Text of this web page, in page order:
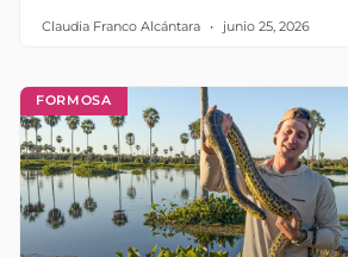
Claudia Franco Alcántara junio 25, 2026
FORMOSA